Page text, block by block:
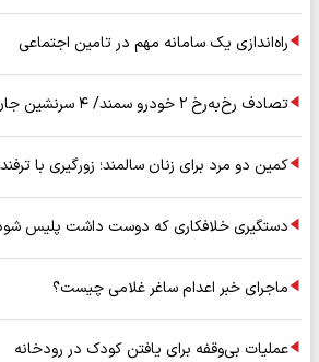
راه‌اندازی یک سامانه مهم در تامین اجتماعی
تصادف رخ‌به‌رخ ۲ خودرو سمند/ ۴ سرنشین جان باختند
کمین دو مرد برای زنان سالمند؛ زورگیری با
دستگیری خلافکاری که دوست داشت پلیس
ماجرای خبر اعدام ساغر غلامی چیست؟
عملیات بی‌وقفه برای یافتن کودک در رودخانه